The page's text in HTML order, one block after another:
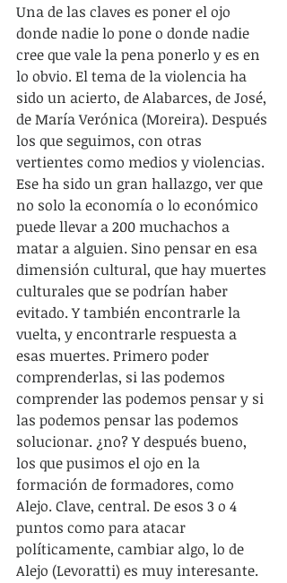
Una de las claves es poner el ojo
donde nadie lo pone o donde nadie
cree que vale la pena ponerlo y es en
lo obvio. El tema de la violencia ha
sido un acierto, de Alabarces, de José,
de María Verónica (Moreira). Después
los que seguimos, con otras
vertientes como medios y violencias.
Ese ha sido un gran hallazgo, ver que
no solo la economía o lo económico
puede llevar a 200 muchachos a
matar a alguien. Sino pensar en esa
dimensión cultural, que hay muertes
culturales que se podrían haber
evitado. Y también encontrarle la
vuelta, y encontrarle respuesta a
esas muertes. Primero poder
comprenderlas, si las podemos
comprender las podemos pensar y si
las podemos pensar las podemos
solucionar. ¿no? Y después bueno,
los que pusimos el ojo en la
formación de formadores, como
Alejo. Clave, central. De esos 3 o 4
puntos como para atacar
políticamente, cambiar algo, lo de
Alejo (Levoratti) es muy interesante.